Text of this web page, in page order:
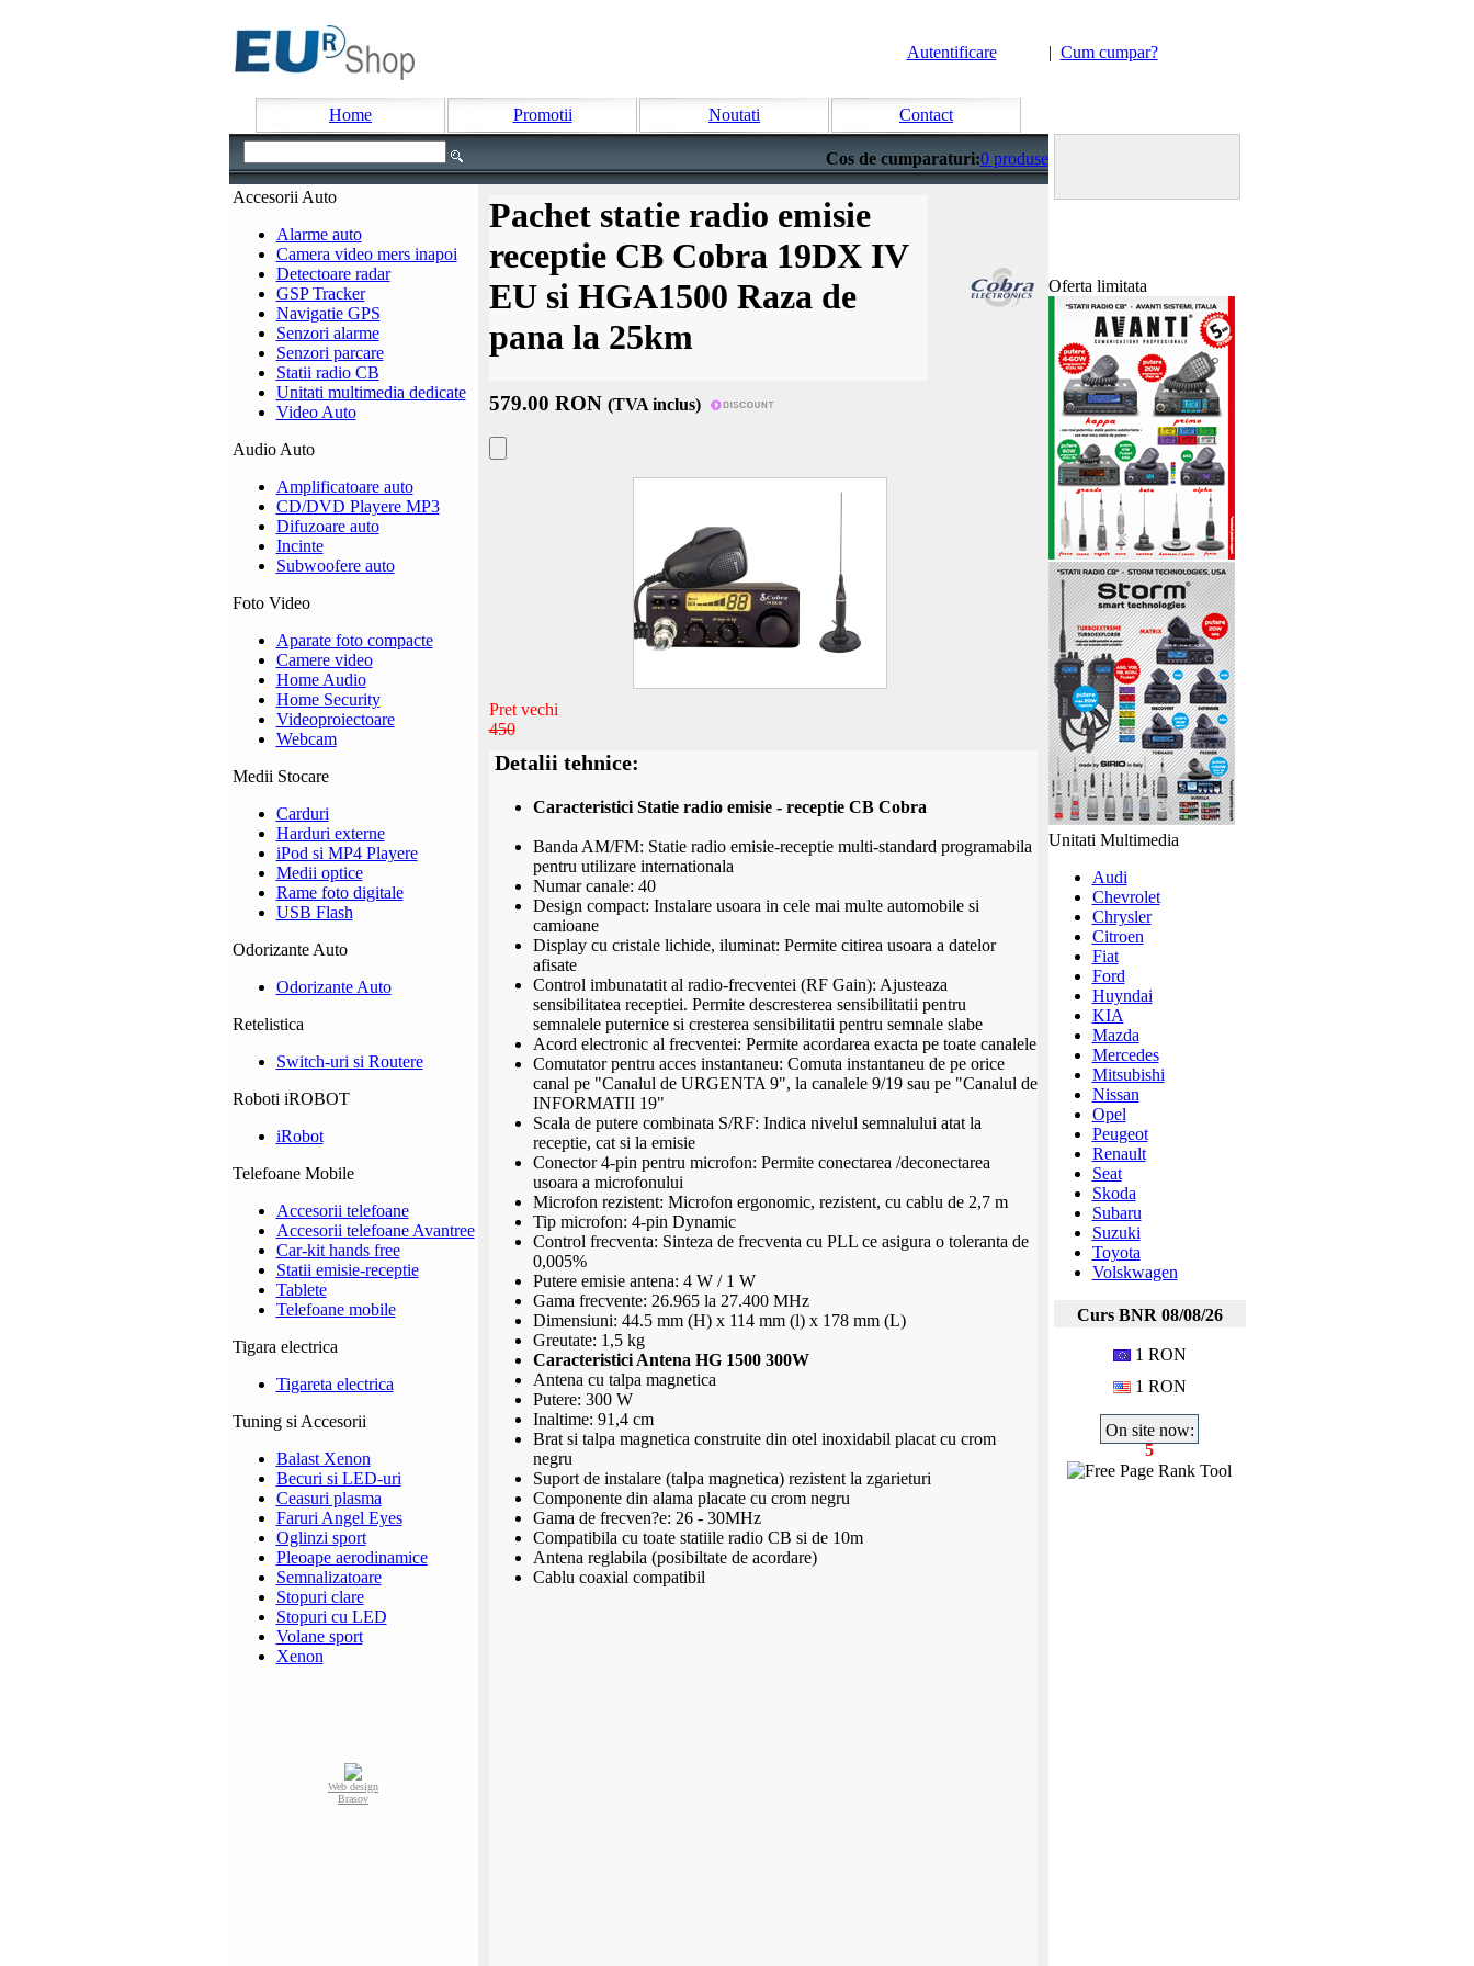
Autentificare | Cum cumpar?
Home Promotii Noutati Contact
Cos de cumparaturi:0 produse
Happy hour la sistemele
de securitate
discount
Transport GRATUIT !!!
Oferta limitata
Unitati Multimedia
Audi
Chevrolet
Chrysler
Citroen
Fiat
Ford
Huyndai
KIA
Mazda
Mercedes
Mitsubishi
Nissan
Opel
Peugeot
Renault
Seat
Skoda
Subaru
Suzuki
Toyota
Volskwagen
Curs BNR 08/08/26
1 RON
1 RON
On site now:
5
Accesorii Auto
Alarme auto
Camera video mers inapoi
Detectoare radar
GSP Tracker
Navigatie GPS
Senzori alarme
Senzori parcare
Statii radio CB
Unitati multimedia dedicate
Video Auto
Audio Auto
Amplificatoare auto
CD/DVD Playere MP3
Difuzoare auto
Incinte
Subwoofere auto
Foto Video
Aparate foto compacte
Camere video
Home Audio
Home Security
Videoproiectoare
Webcam
Medii Stocare
Carduri
Harduri externe
iPod si MP4 Playere
Medii optice
Rame foto digitale
USB Flash
Odorizante Auto
Odorizante Auto
Retelistica
Switch-uri si Routere
Roboti iROBOT
iRobot
Telefoane Mobile
Accesorii telefoane
Accesorii telefoane Avantree
Car-kit hands free
Statii emisie-receptie
Tablete
Telefoane mobile
Tigara electrica
Tigareta electrica
Tuning si Accesorii
Balast Xenon
Becuri si LED-uri
Ceasuri plasma
Faruri Angel Eyes
Oglinzi sport
Pleoape aerodinamice
Semnalizatoare
Stopuri clare
Stopuri cu LED
Volane sport
Xenon
Web design
Brasov
Pachet statie radio emisie
receptie CB Cobra 19DX IV
EU si HGA1500 Raza de
pana la 25km
579.00 RON (TVA inclus)
Pret vechi
450
Detalii tehnice:
Caracteristici Statie radio emisie - receptie CB Cobra
Banda AM/FM: Statie radio emisie-receptie multi-standard programabila
pentru utilizare internationala
Numar canale: 40
Design compact: Instalare usoara in cele mai multe automobile si
camioane
Display cu cristale lichide, iluminat: Permite citirea usoara a datelor
afisate
Control imbunatatit al radio-frecventei (RF Gain): Ajusteaza
sensibilitatea receptiei. Permite descresterea sensibilitatii pentru
semnalele puternice si cresterea sensibilitatii pentru semnale slabe
Acord electronic al frecventei: Permite acordarea exacta pe toate canalele
Comutator pentru acces instantaneu: Comuta instantaneu de pe orice
canal pe "Canalul de URGENTA 9", la canalele 9/19 sau pe "Canalul de
INFORMATII 19"
Scala de putere combinata S/RF: Indica nivelul semnalului atat la
receptie, cat si la emisie
Conector 4-pin pentru microfon: Permite conectarea /deconectarea
usoara a microfonului
Microfon rezistent: Microfon ergonomic, rezistent, cu cablu de 2,7 m
Tip microfon: 4-pin Dynamic
Control frecventa: Sinteza de frecventa cu PLL ce asigura o toleranta de
0,005%
Putere emisie antena: 4 W / 1 W
Gama frecvente: 26.965 la 27.400 MHz
Dimensiuni: 44.5 mm (H) x 114 mm (l) x 178 mm (L)
Greutate: 1,5 kg
Caracteristici Antena HG 1500 300W
Antena cu talpa magnetica
Putere: 300 W
Inaltime: 91,4 cm
Brat si talpa magnetica construite din otel inoxidabil placat cu crom
negru
Suport de instalare (talpa magnetica) rezistent la zgarieturi
Componente din alama placate cu crom negru
Gama de frecven?e: 26 - 30MHz
Compatibila cu toate statiile radio CB si de 10m
Antena reglabila (posibiltate de acordare)
Cablu coaxial compatibil